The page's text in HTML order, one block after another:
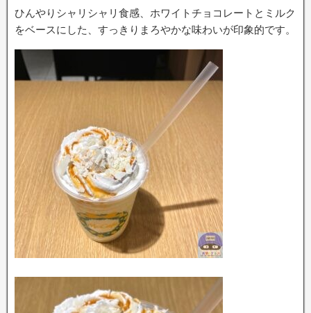
ひんやりシャリシャリ食感、ホワイトチョコレートとミルク
をベースにした、すっきりまろやかな味わいが印象的です。